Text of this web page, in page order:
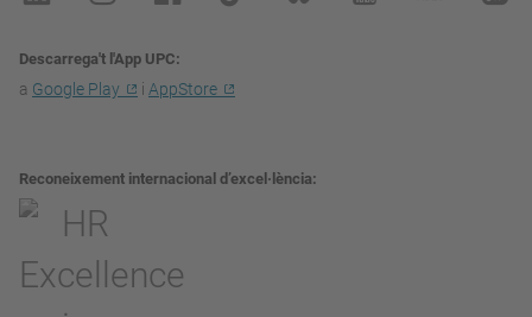
Descarrega't l'App UPC
a Google Play i AppStore
Reconeixement internacional d’excel·lència